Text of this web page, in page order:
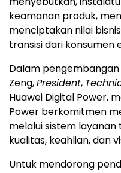
keamanan produk,
menciptakan nilai
transisi dari konsumen
Dalam
Zeng,President,
Huawei Digital Power,
Power berkomitmen
melalui sistem
kualitas, keahlian, dan
Untuk mendorong